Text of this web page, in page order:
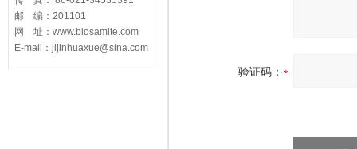
邮 编：201101
网 址：www.biosamite.com
E-mail：jijinhuaxue@sina.com
验证码：